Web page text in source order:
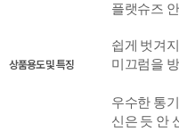
상품용도 및 특징
플랫슈즈
쉽게 벗겨
미끄럼을
우수한 통
신은 듯 안